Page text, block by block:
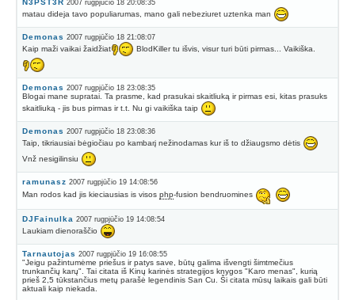
2007 rugpjūčio 18 20:08:35
matau dideja tavo populiarumas, mano gali nebeziuret uztenka man
Demonas 2007 rugpjūčio 18 21:08:07
Kaip maži vaikai žaidžiat BlodKiller tu išvis, visur turi būti pirmas... Vaikiška.
Demonas 2007 rugpjūčio 18 23:08:35
Blogai mane supratai. Ta prasme, kad prasukai skaitliuką ir pirmas esi, kitas prasuks
skaitliuką - jis bus pirmas ir t.t. Nu gi vaikiška taip
Demonas 2007 rugpjūčio 18 23:08:36
Taip, tikriausiai bėgiočiau po kambarį nežinodamas kur iš to džiaugsmo dėtis
Vnž nesigilinsiu
ramunasz 2007 rugpjūčio 19 14:08:56
Man rodos kad jis kieciausias is visos php-fusion bendruomines
DJFainulka 2007 rugpjūčio 19 14:08:54
Laukiam dienoraščio
Tarnautojas 2007 rugpjūčio 19 16:08:55
"Jeigu pažintumėme priešus ir patys save, būtų galima išvengti šimtmečius
trunkančių karų". Tai citata iš Kinų karinės strategijos knygos "Karo menas", kurią
prieš 2,5 tūkstančius metų parašė legendinis San Cu. Ši citata mūsų laikais gali būti
aktuali kaip niekada.